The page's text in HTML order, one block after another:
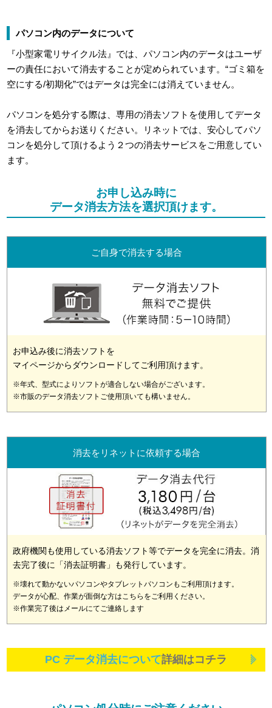
パソコン内のデータについて
『小型家電リサイクル法』では、パソコン内のデータはユーザ
ーの責任において消去することが定められています。“ゴミ箱を
空にする/初期化”ではデータは完全には消えていません。
パソコンを処分する際は、専用の消去ソフトを使用してデータ
を消去してからお送りください。リネットでは、安心してパソ
コンを処分して頂けるよう２つの消去サービスをご用意してい
ます。
お申し込み時に
データ消去方法を選択頂けます。
ご自身で消去する場合
お申込み後に消去ソフトを
マイページからダウンロードしてご利用頂けます。
※年式、型式によりソフトが適合しない場合がございます。
※市販のデータ消去ソフトご使用頂いても構いません。
消去をリネットに依頼する場合
政府機関も使用している消去ソフト等でデータを完全に消去。消
去完了後に「消去証明書」も発行しています。
※壊れて動かないパソコンやタブレットパソコンもご利用頂けます。
データが心配、作業が面倒な方はこちらをご利用ください。
※作業完了後はメールにてご連絡します
PC データ消去について詳細はコチラ